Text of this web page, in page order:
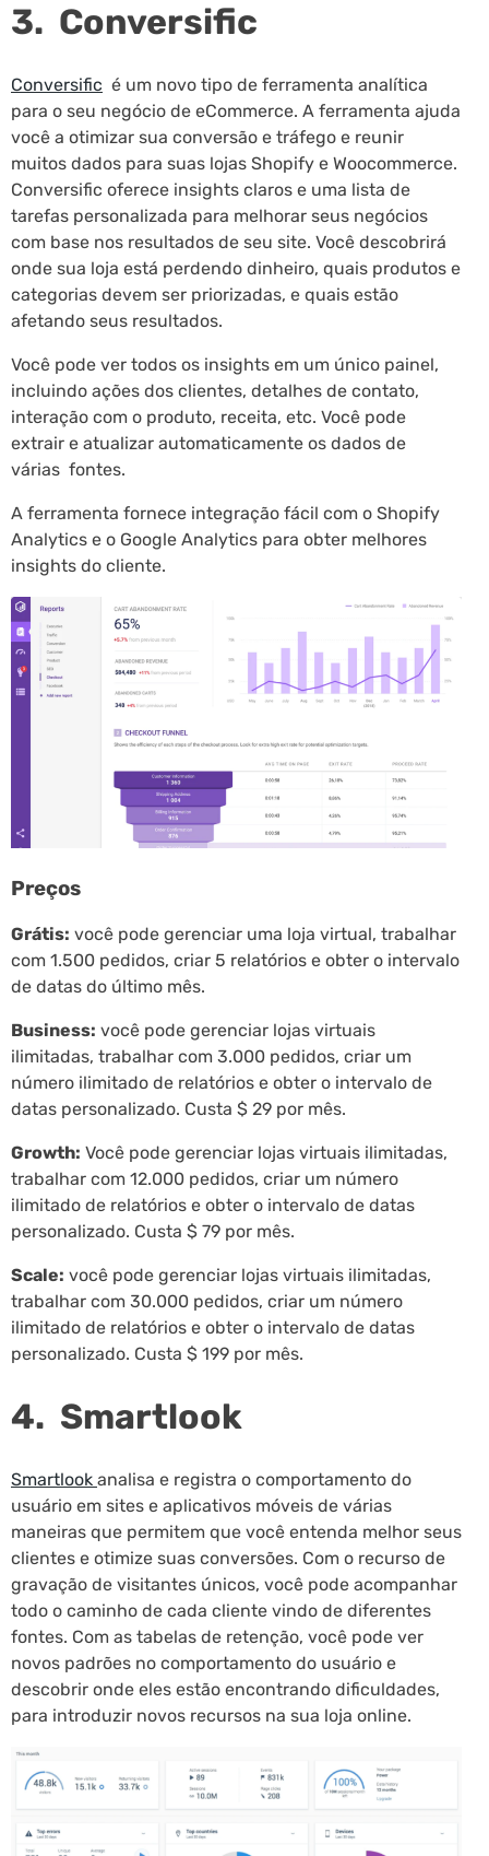
3. Conversific
Conversific é um novo tipo de ferramenta analítica
para o seu negócio de eCommerce. A ferramenta ajuda
você a otimizar sua conversão e tráfego e reunir
muitos dados para suas lojas Shopify e Woocommerce.
Conversific oferece insights claros e uma lista de
tarefas personalizada para melhorar seus negócios
com base nos resultados de seu site. Você descobrirá
onde sua loja está perdendo dinheiro, quais produtos e
categorias devem ser priorizadas, e quais estão
afetando seus resultados.
Você pode ver todos os insights em um único painel,
incluindo ações dos clientes, detalhes de contato,
interação com o produto, receita, etc. Você pode
extrair e atualizar automaticamente os dados de
várias fontes.
A ferramenta fornece integração fácil com o Shopify
Analytics e o Google Analytics para obter melhores
insights do cliente.
Preços
Grátis: você pode gerenciar uma loja virtual, trabalhar
com 1.500 pedidos, criar 5 relatórios e obter o intervalo
de datas do último mês.
Business: você pode gerenciar lojas virtuais
ilimitadas, trabalhar com 3.000 pedidos, criar um
número ilimitado de relatórios e obter o intervalo de
datas personalizado. Custa $ 29 por mês.
Growth: Você pode gerenciar lojas virtuais ilimitadas,
trabalhar com 12.000 pedidos, criar um número
ilimitado de relatórios e obter o intervalo de datas
personalizado. Custa $ 79 por mês.
Scale: você pode gerenciar lojas virtuais ilimitadas,
trabalhar com 30.000 pedidos, criar um número
ilimitado de relatórios e obter o intervalo de datas
personalizado. Custa $ 199 por mês.
4. Smartlook
Smartlook analisa e registra o comportamento do
usuário em sites e aplicativos móveis de várias
maneiras que permitem que você entenda melhor seus
clientes e otimize suas conversões. Com o recurso de
gravação de visitantes únicos, você pode acompanhar
todo o caminho de cada cliente vindo de diferentes
fontes. Com as tabelas de retenção, você pode ver
novos padrões no comportamento do usuário e
descobrir onde eles estão encontrando dificuldades,
para introduzir novos recursos na sua loja online.